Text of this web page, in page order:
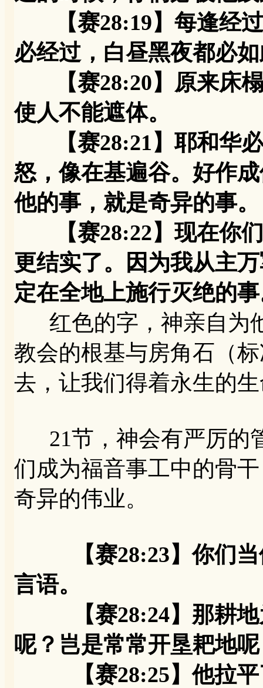
【赛28:19】每逢经过
必经过，白昼黑夜都必
【赛28:20】原来床榻
使人不能遮体。
【赛28:21】耶和华必
怒，像在基遍谷。好作
他的事，就是奇异的事。
【赛28:22】现在你们
更结实了。因为我从主
定在全地上施行灭绝的
红色的字，神亲自为
教会的根基与房角石（
去，让我们得着永生的
21节，神会有严厉的
们成为福音事工中的骨
奇异的伟业。
【赛28:23】你们
言语。
【赛28:24】那耕地
呢？岂是常常开垦耙地
【赛28:25】他拉平